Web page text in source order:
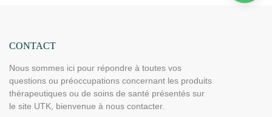
CONTACT
Nous sommes ici pour répondre à toutes vos
questions ou préoccupations concernant les produits
thérapeutiques ou de soins de santé présentés sur
le site UTK, bienvenue à nous contacter.